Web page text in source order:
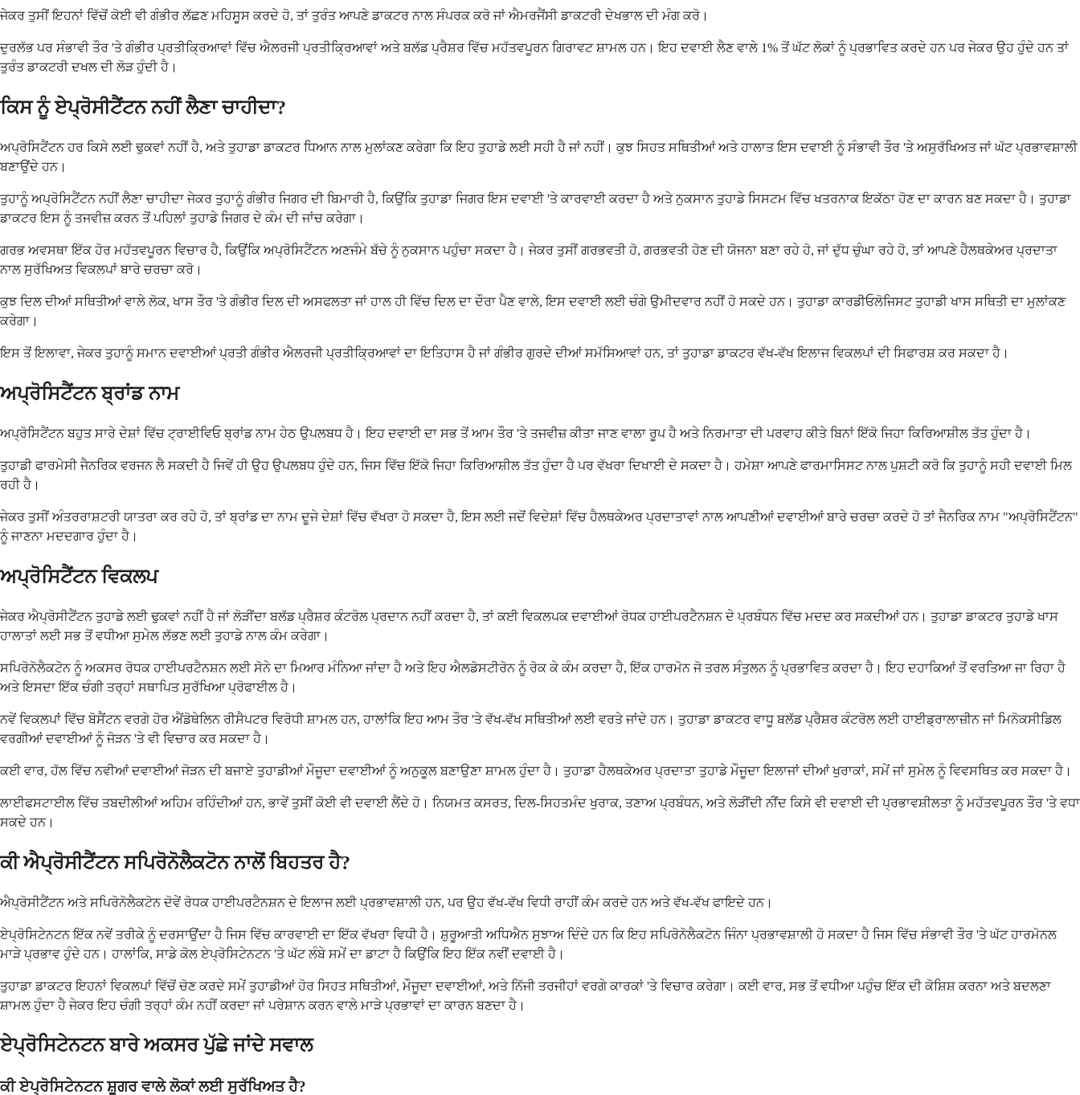
ਜੇਕਰ ਤੁਸੀਂ ਇਹਨਾਂ ਵਿੱਚੋਂ ਕੋਈ ਵੀ ਗੰਭੀਰ ਲੱਛਣ ਮਹਿਸੂਸ ਕਰਦੇ ਹੋ, ਤਾਂ ਤੁਰੰਤ ਆਪਣੇ ਡਾਕਟਰ ਨਾਲ ਸੰਪਰਕ ਕਰੋ ਜਾਂ ਐਮਰਜੈਂਸੀ ਡਾਕਟਰੀ ਦੇਖਭਾਲ ਦੀ ਮੰਗ ਕਰੋ।
ਦੁਰਲੱਭ ਪਰ ਸੰਭਾਵੀ ਤੌਰ 'ਤੇ ਗੰਭੀਰ ਪ੍ਰਤੀਕ੍ਰਿਆਵਾਂ ਵਿੱਚ ਐਲਰਜੀ ਪ੍ਰਤੀਕ੍ਰਿਆਵਾਂ ਅਤੇ ਬਲੱਡ ਪ੍ਰੈਸ਼ਰ ਵਿੱਚ ਮਹੱਤਵਪੂਰਨ ਗਿਰਾਵਟ ਸ਼ਾਮਲ ਹਨ। ਇਹ ਦਵਾਈ ਲੈਣ ਵਾਲੇ 1% ਤੋਂ ਘੱਟ ਲੋਕਾਂ ਨੂੰ ਪ੍ਰਭਾਵਿਤ ਕਰਦੇ ਹਨ ਪਰ ਜੇਕਰ ਉਹ ਹੁੰਦੇ ਹਨ ਤਾਂ
ਤੁਰੰਤ ਡਾਕਟਰੀ ਦਖਲ ਦੀ ਲੋੜ ਹੁੰਦੀ ਹੈ।
ਕਿਸ ਨੂੰ ਏਪ੍ਰੋਸੀਟੈਂਟਨ ਨਹੀਂ ਲੈਣਾ ਚਾਹੀਦਾ?
ਅਪ੍ਰੋਸਿਟੈਂਟਨ ਹਰ ਕਿਸੇ ਲਈ ਢੁਕਵਾਂ ਨਹੀਂ ਹੈ, ਅਤੇ ਤੁਹਾਡਾ ਡਾਕਟਰ ਧਿਆਨ ਨਾਲ ਮੁਲਾਂਕਣ ਕਰੇਗਾ ਕਿ ਇਹ ਤੁਹਾਡੇ ਲਈ ਸਹੀ ਹੈ ਜਾਂ ਨਹੀਂ। ਕੁਝ ਸਿਹਤ ਸਥਿਤੀਆਂ ਅਤੇ ਹਾਲਾਤ ਇਸ ਦਵਾਈ ਨੂੰ ਸੰਭਾਵੀ ਤੌਰ 'ਤੇ ਅਸੁਰੱਖਿਅਤ ਜਾਂ ਘੱਟ ਪ੍ਰਭਾਵਸ਼ਾਲੀ
ਬਣਾਉਂਦੇ ਹਨ।
ਤੁਹਾਨੂੰ ਅਪ੍ਰੋਸਿਟੈਂਟਨ ਨਹੀਂ ਲੈਣਾ ਚਾਹੀਦਾ ਜੇਕਰ ਤੁਹਾਨੂੰ ਗੰਭੀਰ ਜਿਗਰ ਦੀ ਬਿਮਾਰੀ ਹੈ, ਕਿਉਂਕਿ ਤੁਹਾਡਾ ਜਿਗਰ ਇਸ ਦਵਾਈ 'ਤੇ ਕਾਰਵਾਈ ਕਰਦਾ ਹੈ ਅਤੇ ਨੁਕਸਾਨ ਤੁਹਾਡੇ ਸਿਸਟਮ ਵਿੱਚ ਖਤਰਨਾਕ ਇਕੱਠਾ ਹੋਣ ਦਾ ਕਾਰਨ ਬਣ ਸਕਦਾ ਹੈ। ਤੁਹਾਡਾ
ਡਾਕਟਰ ਇਸ ਨੂੰ ਤਜਵੀਜ਼ ਕਰਨ ਤੋਂ ਪਹਿਲਾਂ ਤੁਹਾਡੇ ਜਿਗਰ ਦੇ ਕੰਮ ਦੀ ਜਾਂਚ ਕਰੇਗਾ।
ਗਰਭ ਅਵਸਥਾ ਇੱਕ ਹੋਰ ਮਹੱਤਵਪੂਰਨ ਵਿਚਾਰ ਹੈ, ਕਿਉਂਕਿ ਅਪ੍ਰੋਸਿਟੈਂਟਨ ਅਣਜੰਮੇ ਬੱਚੇ ਨੂੰ ਨੁਕਸਾਨ ਪਹੁੰਚਾ ਸਕਦਾ ਹੈ। ਜੇਕਰ ਤੁਸੀਂ ਗਰਭਵਤੀ ਹੋ, ਗਰਭਵਤੀ ਹੋਣ ਦੀ ਯੋਜਨਾ ਬਣਾ ਰਹੇ ਹੋ, ਜਾਂ ਦੁੱਧ ਚੁੰਘਾ ਰਹੇ ਹੋ, ਤਾਂ ਆਪਣੇ ਹੈਲਥਕੇਅਰ ਪ੍ਰਦਾਤਾ
ਨਾਲ ਸੁਰੱਖਿਅਤ ਵਿਕਲਪਾਂ ਬਾਰੇ ਚਰਚਾ ਕਰੋ।
ਕੁਝ ਦਿਲ ਦੀਆਂ ਸਥਿਤੀਆਂ ਵਾਲੇ ਲੋਕ, ਖਾਸ ਤੌਰ 'ਤੇ ਗੰਭੀਰ ਦਿਲ ਦੀ ਅਸਫਲਤਾ ਜਾਂ ਹਾਲ ਹੀ ਵਿੱਚ ਦਿਲ ਦਾ ਦੌਰਾ ਪੈਣ ਵਾਲੇ, ਇਸ ਦਵਾਈ ਲਈ ਚੰਗੇ ਉਮੀਦਵਾਰ ਨਹੀਂ ਹੋ ਸਕਦੇ ਹਨ। ਤੁਹਾਡਾ ਕਾਰਡੀਓਲੋਜਿਸਟ ਤੁਹਾਡੀ ਖਾਸ ਸਥਿਤੀ ਦਾ ਮੁਲਾਂਕਣ
ਕਰੇਗਾ।
ਇਸ ਤੋਂ ਇਲਾਵਾ, ਜੇਕਰ ਤੁਹਾਨੂੰ ਸਮਾਨ ਦਵਾਈਆਂ ਪ੍ਰਤੀ ਗੰਭੀਰ ਐਲਰਜੀ ਪ੍ਰਤੀਕ੍ਰਿਆਵਾਂ ਦਾ ਇਤਿਹਾਸ ਹੈ ਜਾਂ ਗੰਭੀਰ ਗੁਰਦੇ ਦੀਆਂ ਸਮੱਸਿਆਵਾਂ ਹਨ, ਤਾਂ ਤੁਹਾਡਾ ਡਾਕਟਰ ਵੱਖ-ਵੱਖ ਇਲਾਜ ਵਿਕਲਪਾਂ ਦੀ ਸਿਫਾਰਸ਼ ਕਰ ਸਕਦਾ ਹੈ।
ਅਪ੍ਰੋਸਿਟੈਂਟਨ ਬ੍ਰਾਂਡ ਨਾਮ
ਅਪ੍ਰੋਸਿਟੈਂਟਨ ਬਹੁਤ ਸਾਰੇ ਦੇਸ਼ਾਂ ਵਿੱਚ ਟ੍ਰਾਈਵਿਓ ਬ੍ਰਾਂਡ ਨਾਮ ਹੇਠ ਉਪਲਬਧ ਹੈ। ਇਹ ਦਵਾਈ ਦਾ ਸਭ ਤੋਂ ਆਮ ਤੌਰ 'ਤੇ ਤਜਵੀਜ਼ ਕੀਤਾ ਜਾਣ ਵਾਲਾ ਰੂਪ ਹੈ ਅਤੇ ਨਿਰਮਾਤਾ ਦੀ ਪਰਵਾਹ ਕੀਤੇ ਬਿਨਾਂ ਇੱਕੋ ਜਿਹਾ ਕਿਰਿਆਸ਼ੀਲ ਤੱਤ ਹੁੰਦਾ ਹੈ।
ਤੁਹਾਡੀ ਫਾਰਮੇਸੀ ਜੈਨਰਿਕ ਵਰਜਨ ਲੈ ਸਕਦੀ ਹੈ ਜਿਵੇਂ ਹੀ ਉਹ ਉਪਲਬਧ ਹੁੰਦੇ ਹਨ, ਜਿਸ ਵਿੱਚ ਇੱਕੋ ਜਿਹਾ ਕਿਰਿਆਸ਼ੀਲ ਤੱਤ ਹੁੰਦਾ ਹੈ ਪਰ ਵੱਖਰਾ ਦਿਖਾਈ ਦੇ ਸਕਦਾ ਹੈ। ਹਮੇਸ਼ਾ ਆਪਣੇ ਫਾਰਮਾਸਿਸਟ ਨਾਲ ਪੁਸ਼ਟੀ ਕਰੋ ਕਿ ਤੁਹਾਨੂੰ ਸਹੀ ਦਵਾਈ ਮਿਲ
ਰਹੀ ਹੈ।
ਜੇਕਰ ਤੁਸੀਂ ਅੰਤਰਰਾਸ਼ਟਰੀ ਯਾਤਰਾ ਕਰ ਰਹੇ ਹੋ, ਤਾਂ ਬ੍ਰਾਂਡ ਦਾ ਨਾਮ ਦੂਜੇ ਦੇਸ਼ਾਂ ਵਿੱਚ ਵੱਖਰਾ ਹੋ ਸਕਦਾ ਹੈ, ਇਸ ਲਈ ਜਦੋਂ ਵਿਦੇਸ਼ਾਂ ਵਿੱਚ ਹੈਲਥਕੇਅਰ ਪ੍ਰਦਾਤਾਵਾਂ ਨਾਲ ਆਪਣੀਆਂ ਦਵਾਈਆਂ ਬਾਰੇ ਚਰਚਾ ਕਰਦੇ ਹੋ ਤਾਂ ਜੈਨਰਿਕ ਨਾਮ "ਅਪ੍ਰੋਸਿਟੈਂਟਨ"
ਨੂੰ ਜਾਣਨਾ ਮਦਦਗਾਰ ਹੁੰਦਾ ਹੈ।
ਅਪ੍ਰੋਸਿਟੈਂਟਨ ਵਿਕਲਪ
ਜੇਕਰ ਐਪ੍ਰੋਸੀਟੈਂਟਨ ਤੁਹਾਡੇ ਲਈ ਢੁਕਵਾਂ ਨਹੀਂ ਹੈ ਜਾਂ ਲੋੜੀਂਦਾ ਬਲੱਡ ਪ੍ਰੈਸ਼ਰ ਕੰਟਰੋਲ ਪ੍ਰਦਾਨ ਨਹੀਂ ਕਰਦਾ ਹੈ, ਤਾਂ ਕਈ ਵਿਕਲਪਕ ਦਵਾਈਆਂ ਰੋਧਕ ਹਾਈਪਰਟੈਨਸ਼ਨ ਦੇ ਪ੍ਰਬੰਧਨ ਵਿੱਚ ਮਦਦ ਕਰ ਸਕਦੀਆਂ ਹਨ। ਤੁਹਾਡਾ ਡਾਕਟਰ ਤੁਹਾਡੇ ਖਾਸ
ਹਾਲਾਤਾਂ ਲਈ ਸਭ ਤੋਂ ਵਧੀਆ ਸੁਮੇਲ ਲੱਭਣ ਲਈ ਤੁਹਾਡੇ ਨਾਲ ਕੰਮ ਕਰੇਗਾ।
ਸਪਿਰੋਨੋਲੈਕਟੋਨ ਨੂੰ ਅਕਸਰ ਰੋਧਕ ਹਾਈਪਰਟੈਨਸ਼ਨ ਲਈ ਸੋਨੇ ਦਾ ਮਿਆਰ ਮੰਨਿਆ ਜਾਂਦਾ ਹੈ ਅਤੇ ਇਹ ਐਲਡੋਸਟੀਰੋਨ ਨੂੰ ਰੋਕ ਕੇ ਕੰਮ ਕਰਦਾ ਹੈ, ਇੱਕ ਹਾਰਮੋਨ ਜੋ ਤਰਲ ਸੰਤੁਲਨ ਨੂੰ ਪ੍ਰਭਾਵਿਤ ਕਰਦਾ ਹੈ। ਇਹ ਦਹਾਕਿਆਂ ਤੋਂ ਵਰਤਿਆ ਜਾ ਰਿਹਾ ਹੈ
ਅਤੇ ਇਸਦਾ ਇੱਕ ਚੰਗੀ ਤਰ੍ਹਾਂ ਸਥਾਪਿਤ ਸੁਰੱਖਿਆ ਪ੍ਰੋਫਾਈਲ ਹੈ।
ਨਵੇਂ ਵਿਕਲਪਾਂ ਵਿੱਚ ਬੋਸੈਂਟਨ ਵਰਗੇ ਹੋਰ ਐਂਡੋਥੇਲਿਨ ਰੀਸੈਪਟਰ ਵਿਰੋਧੀ ਸ਼ਾਮਲ ਹਨ, ਹਾਲਾਂਕਿ ਇਹ ਆਮ ਤੌਰ 'ਤੇ ਵੱਖ-ਵੱਖ ਸਥਿਤੀਆਂ ਲਈ ਵਰਤੇ ਜਾਂਦੇ ਹਨ। ਤੁਹਾਡਾ ਡਾਕਟਰ ਵਾਧੂ ਬਲੱਡ ਪ੍ਰੈਸ਼ਰ ਕੰਟਰੋਲ ਲਈ ਹਾਈਡ੍ਰਾਲਾਜ਼ੀਨ ਜਾਂ ਮਿਨੋਕਸੀਡਿਲ
ਵਰਗੀਆਂ ਦਵਾਈਆਂ ਨੂੰ ਜੋੜਨ 'ਤੇ ਵੀ ਵਿਚਾਰ ਕਰ ਸਕਦਾ ਹੈ।
ਕਈ ਵਾਰ, ਹੱਲ ਵਿੱਚ ਨਵੀਆਂ ਦਵਾਈਆਂ ਜੋੜਨ ਦੀ ਬਜਾਏ ਤੁਹਾਡੀਆਂ ਮੌਜੂਦਾ ਦਵਾਈਆਂ ਨੂੰ ਅਨੁਕੂਲ ਬਣਾਉਣਾ ਸ਼ਾਮਲ ਹੁੰਦਾ ਹੈ। ਤੁਹਾਡਾ ਹੈਲਥਕੇਅਰ ਪ੍ਰਦਾਤਾ ਤੁਹਾਡੇ ਮੌਜੂਦਾ ਇਲਾਜਾਂ ਦੀਆਂ ਖੁਰਾਕਾਂ, ਸਮੇਂ ਜਾਂ ਸੁਮੇਲ ਨੂੰ ਵਿਵਸਥਿਤ ਕਰ ਸਕਦਾ ਹੈ।
ਲਾਈਫਸਟਾਈਲ ਵਿੱਚ ਤਬਦੀਲੀਆਂ ਅਹਿਮ ਰਹਿੰਦੀਆਂ ਹਨ, ਭਾਵੇਂ ਤੁਸੀਂ ਕੋਈ ਵੀ ਦਵਾਈ ਲੈਂਦੇ ਹੋ। ਨਿਯਮਤ ਕਸਰਤ, ਦਿਲ-ਸਿਹਤਮੰਦ ਖੁਰਾਕ, ਤਣਾਅ ਪ੍ਰਬੰਧਨ, ਅਤੇ ਲੋੜੀਂਦੀ ਨੀਂਦ ਕਿਸੇ ਵੀ ਦਵਾਈ ਦੀ ਪ੍ਰਭਾਵਸ਼ੀਲਤਾ ਨੂੰ ਮਹੱਤਵਪੂਰਨ ਤੌਰ 'ਤੇ ਵਧਾ
ਸਕਦੇ ਹਨ।
ਕੀ ਐਪ੍ਰੋਸੀਟੈਂਟਨ ਸਪਿਰੋਨੋਲੈਕਟੋਨ ਨਾਲੋਂ ਬਿਹਤਰ ਹੈ?
ਐਪ੍ਰੋਸੀਟੈਂਟਨ ਅਤੇ ਸਪਿਰੋਨੋਲੈਕਟੋਨ ਦੋਵੇਂ ਰੋਧਕ ਹਾਈਪਰਟੈਨਸ਼ਨ ਦੇ ਇਲਾਜ ਲਈ ਪ੍ਰਭਾਵਸ਼ਾਲੀ ਹਨ, ਪਰ ਉਹ ਵੱਖ-ਵੱਖ ਵਿਧੀ ਰਾਹੀਂ ਕੰਮ ਕਰਦੇ ਹਨ ਅਤੇ ਵੱਖ-ਵੱਖ ਫਾਇਦੇ ਹਨ।
ਏਪ੍ਰੋਸਿਟੇਨਟਨ ਇੱਕ ਨਵੇਂ ਤਰੀਕੇ ਨੂੰ ਦਰਸਾਉਂਦਾ ਹੈ ਜਿਸ ਵਿੱਚ ਕਾਰਵਾਈ ਦਾ ਇੱਕ ਵੱਖਰਾ ਵਿਧੀ ਹੈ। ਸ਼ੁਰੂਆਤੀ ਅਧਿਐਨ ਸੁਝਾਅ ਦਿੰਦੇ ਹਨ ਕਿ ਇਹ ਸਪਿਰੋਨੋਲੈਕਟੋਨ ਜਿੰਨਾ ਪ੍ਰਭਾਵਸ਼ਾਲੀ ਹੋ ਸਕਦਾ ਹੈ ਜਿਸ ਵਿੱਚ ਸੰਭਾਵੀ ਤੌਰ 'ਤੇ ਘੱਟ ਹਾਰਮੋਨਲ
ਮਾੜੇ ਪ੍ਰਭਾਵ ਹੁੰਦੇ ਹਨ। ਹਾਲਾਂਕਿ, ਸਾਡੇ ਕੋਲ ਏਪ੍ਰੋਸਿਟੇਨਟਨ 'ਤੇ ਘੱਟ ਲੰਬੇ ਸਮੇਂ ਦਾ ਡਾਟਾ ਹੈ ਕਿਉਂਕਿ ਇਹ ਇੱਕ ਨਵੀਂ ਦਵਾਈ ਹੈ।
ਤੁਹਾਡਾ ਡਾਕਟਰ ਇਹਨਾਂ ਵਿਕਲਪਾਂ ਵਿੱਚੋਂ ਚੋਣ ਕਰਦੇ ਸਮੇਂ ਤੁਹਾਡੀਆਂ ਹੋਰ ਸਿਹਤ ਸਥਿਤੀਆਂ, ਮੌਜੂਦਾ ਦਵਾਈਆਂ, ਅਤੇ ਨਿੱਜੀ ਤਰਜੀਹਾਂ ਵਰਗੇ ਕਾਰਕਾਂ 'ਤੇ ਵਿਚਾਰ ਕਰੇਗਾ। ਕਈ ਵਾਰ, ਸਭ ਤੋਂ ਵਧੀਆ ਪਹੁੰਚ ਇੱਕ ਦੀ ਕੋਸ਼ਿਸ਼ ਕਰਨਾ ਅਤੇ ਬਦਲਣਾ
ਸ਼ਾਮਲ ਹੁੰਦਾ ਹੈ ਜੇਕਰ ਇਹ ਚੰਗੀ ਤਰ੍ਹਾਂ ਕੰਮ ਨਹੀਂ ਕਰਦਾ ਜਾਂ ਪਰੇਸ਼ਾਨ ਕਰਨ ਵਾਲੇ ਮਾੜੇ ਪ੍ਰਭਾਵਾਂ ਦਾ ਕਾਰਨ ਬਣਦਾ ਹੈ।
ਏਪ੍ਰੋਸਿਟੇਨਟਨ ਬਾਰੇ ਅਕਸਰ ਪੁੱਛੇ ਜਾਂਦੇ ਸਵਾਲ
ਕੀ ਏਪ੍ਰੋਸਿਟੇਨਟਨ ਸ਼ੂਗਰ ਵਾਲੇ ਲੋਕਾਂ ਲਈ ਸੁਰੱਖਿਅਤ ਹੈ?